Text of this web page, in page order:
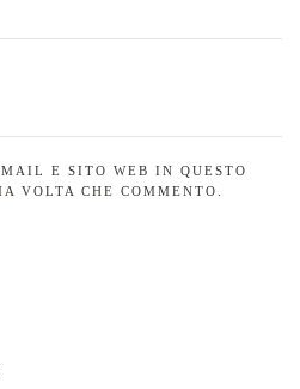
E SITO WEB IN QUESTO
VOLTA CHE COMMENTO.